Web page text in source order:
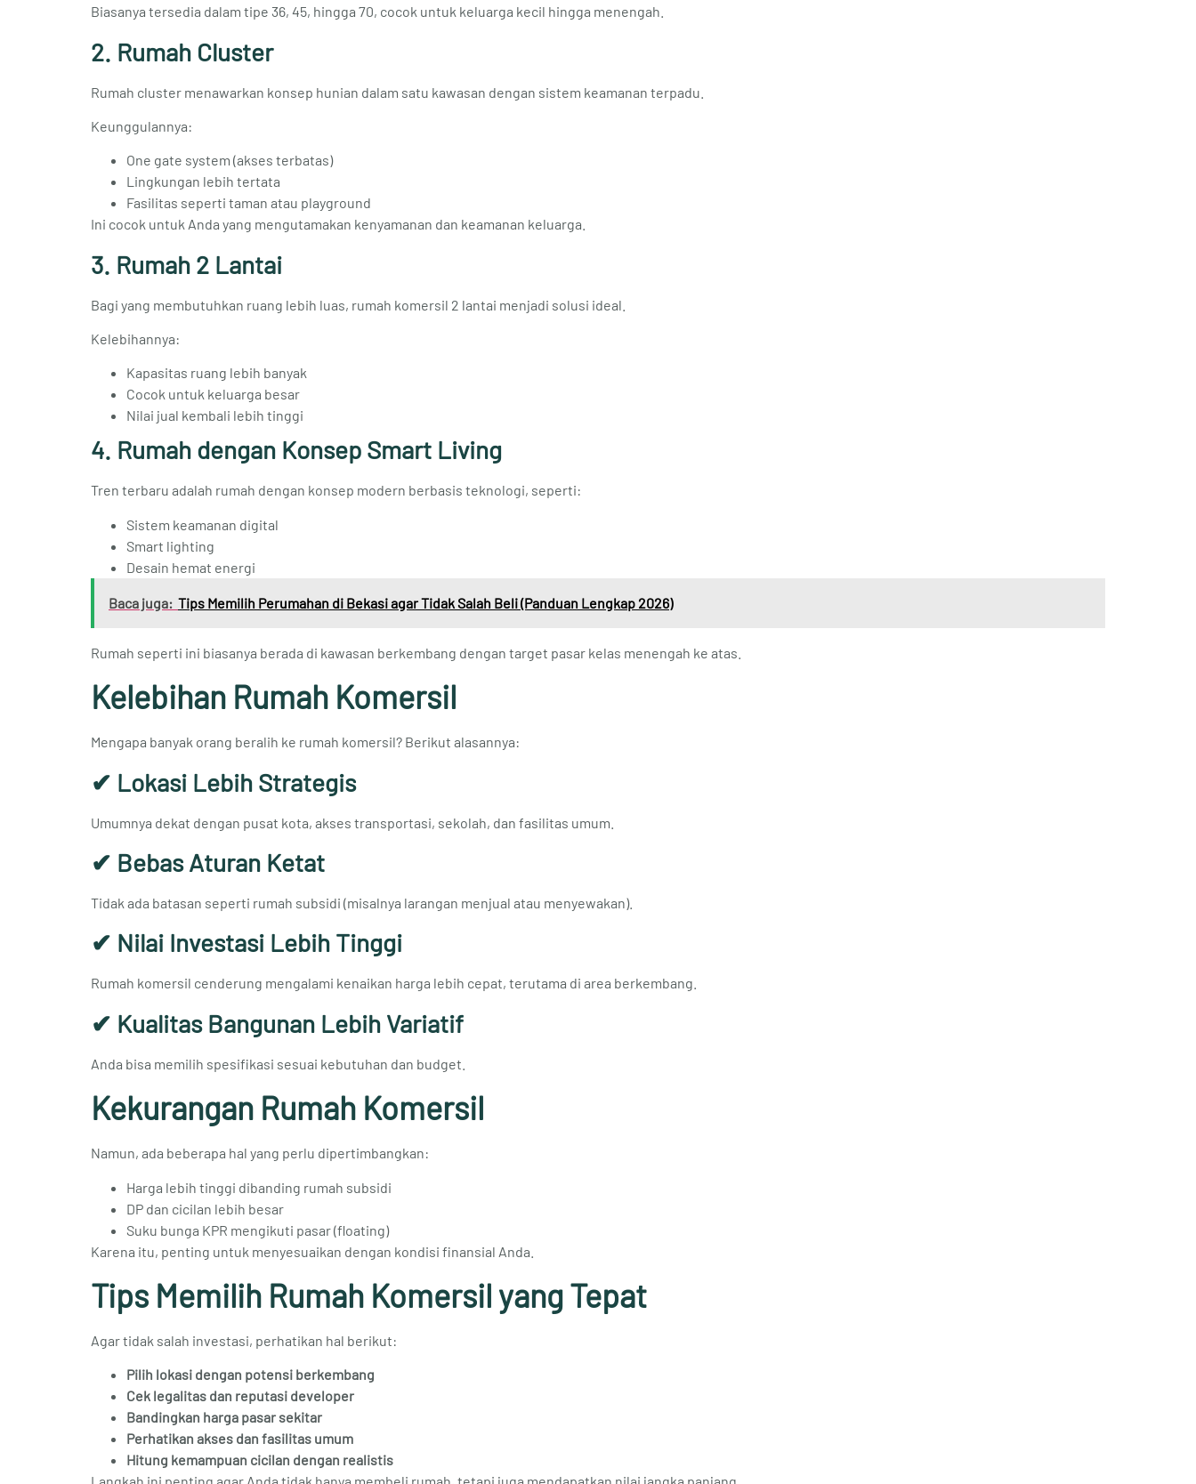
Biasanya tersedia dalam tipe 36, 45, hingga 70, cocok untuk keluarga kecil hingga menengah.
2. Rumah Cluster
Rumah cluster menawarkan konsep hunian dalam satu kawasan dengan sistem keamanan terpadu.
Keunggulannya:
One gate system (akses terbatas)
Lingkungan lebih tertata
Fasilitas seperti taman atau playground
Ini cocok untuk Anda yang mengutamakan kenyamanan dan keamanan keluarga.
3. Rumah 2 Lantai
Bagi yang membutuhkan ruang lebih luas, rumah komersil 2 lantai menjadi solusi ideal.
Kelebihannya:
Kapasitas ruang lebih banyak
Cocok untuk keluarga besar
Nilai jual kembali lebih tinggi
4. Rumah dengan Konsep Smart Living
Tren terbaru adalah rumah dengan konsep modern berbasis teknologi, seperti:
Sistem keamanan digital
Smart lighting
Desain hemat energi
Baca juga: Tips Memilih Perumahan di Bekasi agar Tidak Salah Beli (Panduan Lengkap 2026)
Rumah seperti ini biasanya berada di kawasan berkembang dengan target pasar kelas menengah ke atas.
Kelebihan Rumah Komersil
Mengapa banyak orang beralih ke rumah komersil? Berikut alasannya:
✔ Lokasi Lebih Strategis
Umumnya dekat dengan pusat kota, akses transportasi, sekolah, dan fasilitas umum.
✔ Bebas Aturan Ketat
Tidak ada batasan seperti rumah subsidi (misalnya larangan menjual atau menyewakan).
✔ Nilai Investasi Lebih Tinggi
Rumah komersil cenderung mengalami kenaikan harga lebih cepat, terutama di area berkembang.
✔ Kualitas Bangunan Lebih Variatif
Anda bisa memilih spesifikasi sesuai kebutuhan dan budget.
Kekurangan Rumah Komersil
Namun, ada beberapa hal yang perlu dipertimbangkan:
Harga lebih tinggi dibanding rumah subsidi
DP dan cicilan lebih besar
Suku bunga KPR mengikuti pasar (floating)
Karena itu, penting untuk menyesuaikan dengan kondisi finansial Anda.
Tips Memilih Rumah Komersil yang Tepat
Agar tidak salah investasi, perhatikan hal berikut:
Pilih lokasi dengan potensi berkembang
Cek legalitas dan reputasi developer
Bandingkan harga pasar sekitar
Perhatikan akses dan fasilitas umum
Hitung kemampuan cicilan dengan realistis